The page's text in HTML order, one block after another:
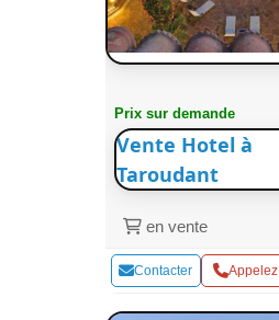
Prix sur demande
Vente Hotel à
Taroudant
en vente
Contacter Appelez